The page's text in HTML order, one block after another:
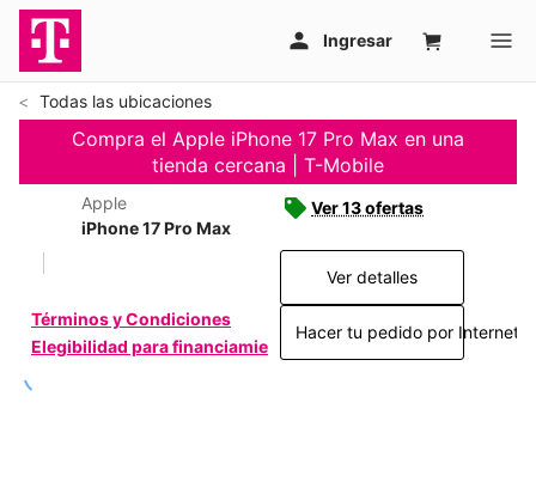
Todas las ubicaciones
Compra el Apple iPhone 17 Pro Max en una
tienda cercana | T-Mobile
Apple
iPhone 17 Pro Max
Términos y Condiciones
Elegibilidad para financiamiento
Ver 13 ofertas
Ver detalles
Hacer tu pedido por Internet >